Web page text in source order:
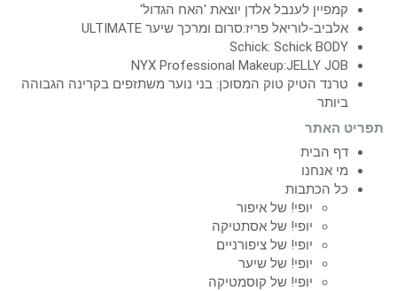
קמפיין לענבל אלדן יוצאת 'האח הגדול'
אלביב-לוריאל פריז:סרום ומרכך שיער ULTIMATE
Schick: Schick BODY
NYX Professional Makeup:JELLY JOB
טרנד הטיק טוק המסוכן: בני נוער משתזפים בקרינה הגבוהה
ביותר
תפריט האתר
דף הבית
מי אנחנו
כל הכתבות
יופי! של איפור
יופי! של אסתטיקה
יופי! של ציפורניים
יופי! של שיער
יופי! של קוסמטיקה